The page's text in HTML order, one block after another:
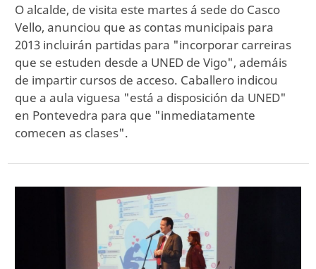
O alcalde, de visita este martes á sede do Casco
Vello, anunciou que as contas municipais para
2013 incluirán partidas para "incorporar carreiras
que se estuden desde a UNED de Vigo", ademáis
de impartir cursos de acceso. Caballero indicou
que a aula viguesa "está a disposición da UNED"
en Pontevedra para que "inmediatamente
comecen as clases".